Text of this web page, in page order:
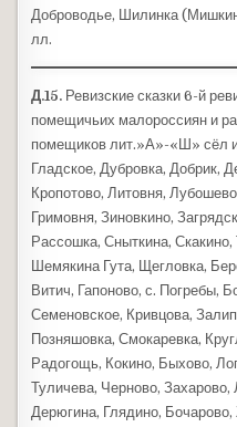
Доброводье, Шилинка
лл.
Д.15. Ревизские сказки 6-й
помещичьих малороссиян и
помещиков лит.»А»-«Ш» сёл
Гладское, Дубровка, Добрик,
Кропотово, Литовня,
Гримовня, Зиновкино,
Рассошка, Сныткина,
Шемякина Гута, Щегловка,
Витич, Гапоново, с. Погребы,
Семеновское, Кривцова,
Позняшовка, Смокаревка,
Радогощь, Кокино, Быхово,
Туличева, Черново,
Дерюгина, Глядино,